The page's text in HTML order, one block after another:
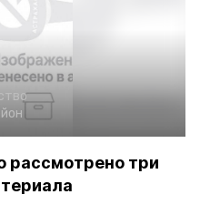
рассмотрено три